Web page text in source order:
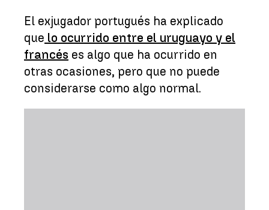
El exjugador portugués ha explicado
que lo ocurrido entre el uruguayo y el
francés es algo que ha ocurrido en
otras ocasiones, pero que no puede
considerarse como algo normal.